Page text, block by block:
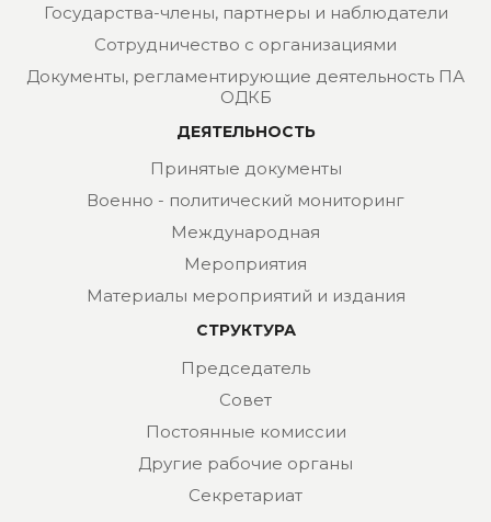
Государства-члены, партнеры и наблюдатели
Сотрудничество с организациями
Документы, регламентирующие деятельность ПА
ОДКБ
ДЕЯТЕЛЬНОСТЬ
Принятые документы
Военно - политический мониторинг
Международная
Мероприятия
Материалы мероприятий и издания
СТРУКТУРА
Председатель
Совет
Постоянные комиссии
Другие рабочие органы
Секретариат